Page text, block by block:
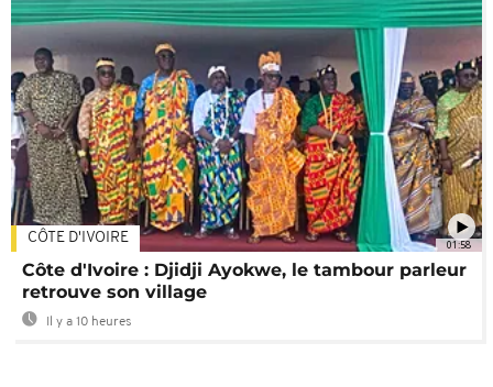
01:58
CÔTE D'IVOIRE
Côte d'Ivoire : Djidji Ayokwe, le tambour parleur
retrouve son village
Il y a 10 heures